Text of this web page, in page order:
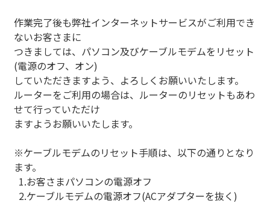
作業完了後も弊社インターネットサービスがご利用でき
ないお客さまに
つきましては、パソコン及びケーブルモデムをリセット
(電源のオフ、オン)
していただきますよう、よろしくお願いいたします。
ルーターをご利用の場合は、ルーターのリセットもあわ
せて行っていただけ
ますようお願いいたします。
※ケーブルモデムのリセット手順は、以下の通りとなり
ます。
1.お客さまパソコンの電源オフ
2.ケーブルモデムの電源オフ(ACアダプターを抜く)